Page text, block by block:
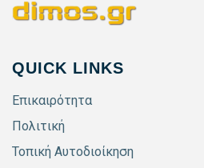
QUICK LINKS
Επικαιρότητα
Πολιτική
Τοπική Αυτοδιοίκηση